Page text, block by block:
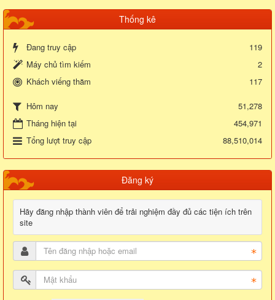
Thống kê
Đang truy cập
119
Máy chủ tìm kiếm
2
Khách viếng thăm
117
Hôm nay
51,278
Tháng hiện tại
454,971
Tổng lượt truy cập
88,510,014
Đăng ký
Hãy đăng nhập thành viên để trải nghiệm đầy đủ các tiện ích trên
site